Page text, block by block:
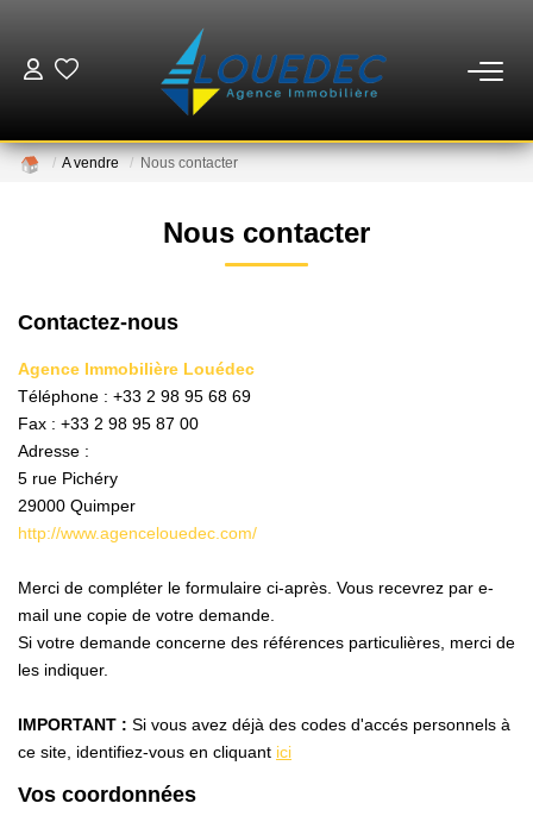
ESTIMATION
MISE EN VENTE
Qui Sommes Nous
Nos Partenaires
Nous Contacter
A vendre Nous contacter
Nous contacter
Contactez-nous
Agence Immobilière Louédec
Téléphone : +33 2 98 95 68 69
Fax : +33 2 98 95 87 00
Adresse :
5 rue Pichéry
29000 Quimper
http://www.agencelouedec.com/
Merci de compléter le formulaire ci-après. Vous recevrez par e-
mail une copie de votre demande.
Si votre demande concerne des références particulières, merci de
les indiquer.
IMPORTANT : Si vous avez déjà des codes d'accés personnels à
ce site, identifiez-vous en cliquant ici
Vos coordonnées